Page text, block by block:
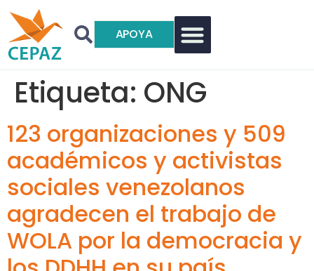
APOYA
Etiqueta: ONG
123 organizaciones y 509
académicos y activistas
sociales venezolanos
agradecen el trabajo de
WOLA por la democracia y